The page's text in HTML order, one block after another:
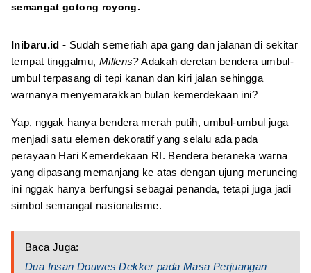
semangat gotong royong.
Inibaru.id - Sudah semeriah apa gang dan jalanan di sekitar
tempat tinggalmu, Millens?Adakah deretan bendera umbul-
umbul terpasang di tepi kanan dan kiri jalan sehingga
warnanya menyemarakkan bulan kemerdekaan ini?
Yap, nggak hanya bendera merah putih, umbul-umbul juga
menjadi satu elemen dekoratif yang selalu ada pada
perayaan Hari Kemerdekaan RI. Bendera beraneka warna
yang dipasang memanjang ke atas dengan ujung meruncing
ini nggak hanya berfungsi sebagai penanda, tetapi juga jadi
simbol semangat nasionalisme.
Baca Juga:
Dua Insan Douwes Dekker pada Masa Perjuangan